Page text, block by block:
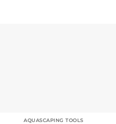
AQUASCAPING TOOLS